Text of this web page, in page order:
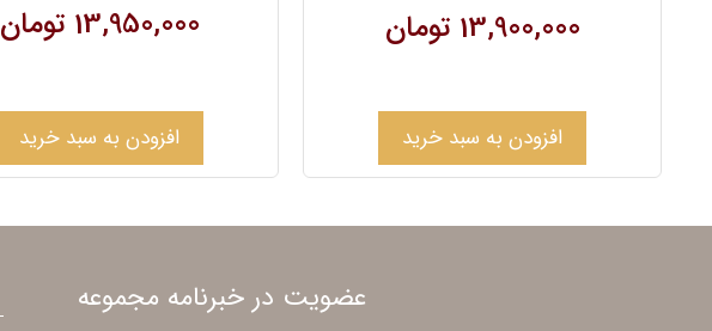
13,900,000 تومان
افزودن به سبد خرید
13,950,000 تومان
افزودن به سبد خرید
عضویت در خبرنامه مجموعه